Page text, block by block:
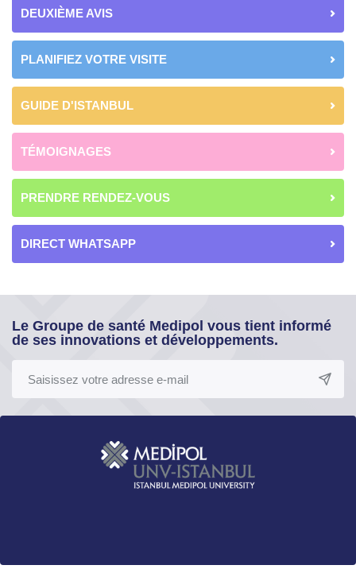
DEUXIÈME AVIS
PLANIFIEZ VOTRE VISITE
GUIDE D'ISTANBUL
TÉMOIGNAGES
PRENDRE RENDEZ-VOUS
DIRECT WHATSAPP
Le Groupe de santé Medipol vous tient informé
de ses innovations et développements.